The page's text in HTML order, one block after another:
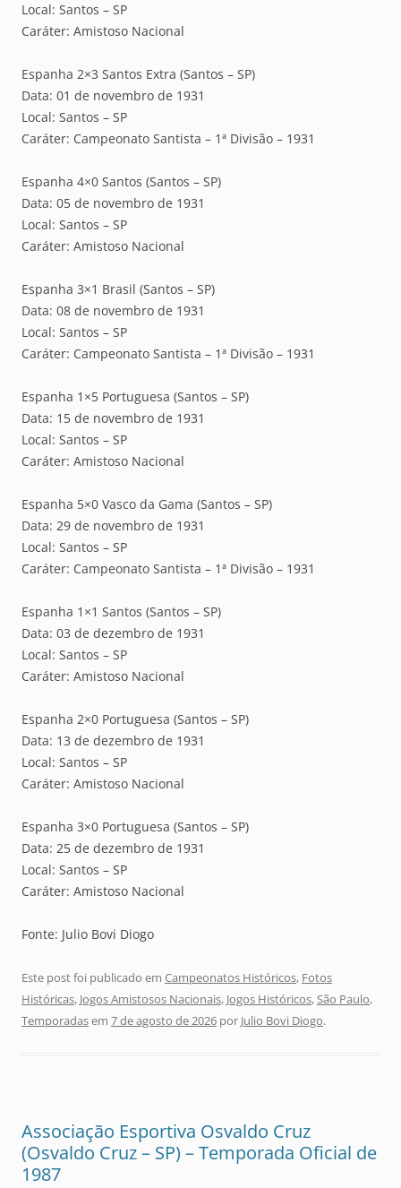
Local: Santos – SP
Caráter: Amistoso Nacional
Espanha 2×3 Santos Extra (Santos – SP)
Data: 01 de novembro de 1931
Local: Santos – SP
Caráter: Campeonato Santista – 1ª Divisão – 1931
Espanha 4×0 Santos (Santos – SP)
Data: 05 de novembro de 1931
Local: Santos – SP
Caráter: Amistoso Nacional
Espanha 3×1 Brasil (Santos – SP)
Data: 08 de novembro de 1931
Local: Santos – SP
Caráter: Campeonato Santista – 1ª Divisão – 1931
Espanha 1×5 Portuguesa (Santos – SP)
Data: 15 de novembro de 1931
Local: Santos – SP
Caráter: Amistoso Nacional
Espanha 5×0 Vasco da Gama (Santos – SP)
Data: 29 de novembro de 1931
Local: Santos – SP
Caráter: Campeonato Santista – 1ª Divisão – 1931
Espanha 1×1 Santos (Santos – SP)
Data: 03 de dezembro de 1931
Local: Santos – SP
Caráter: Amistoso Nacional
Espanha 2×0 Portuguesa (Santos – SP)
Data: 13 de dezembro de 1931
Local: Santos – SP
Caráter: Amistoso Nacional
Espanha 3×0 Portuguesa (Santos – SP)
Data: 25 de dezembro de 1931
Local: Santos – SP
Caráter: Amistoso Nacional
Fonte: Julio Bovi Diogo
Este post foi publicado em Campeonatos Históricos, Fotos
Históricas, Jogos Amistosos Nacionais, Jogos Históricos,São Paulo,
Temporadasem 7 de agosto de 2026 por Julio Bovi Diogo.
Associação Esportiva Osvaldo Cruz
(Osvaldo Cruz – SP) – Temporada Oficial de
1987